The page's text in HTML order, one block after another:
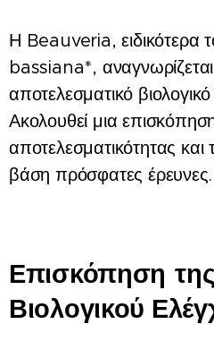
Η Beauveria, ειδικότερα
bassiana*,
αποτελεσματικό
Ακολουθεί μια
αποτελεσματικότητας
βάση πρόσφατες έρευνες.
Επισκόπηση
Βιολογικού